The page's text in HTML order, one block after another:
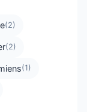
(2)
(2)
(1)